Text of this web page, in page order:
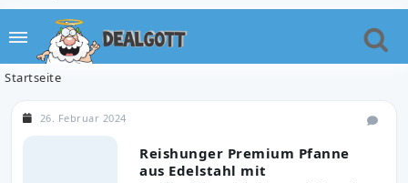
Startseite
Reishunger Premium Pfanne
aus Edelstahl mit
26. Februar 2024